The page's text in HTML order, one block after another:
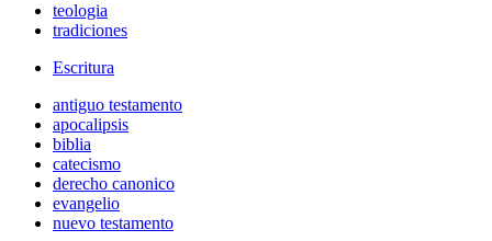
teologia
tradiciones
Escritura
antiguo testamento
apocalipsis
biblia
catecismo
derecho canonico
evangelio
nuevo testamento